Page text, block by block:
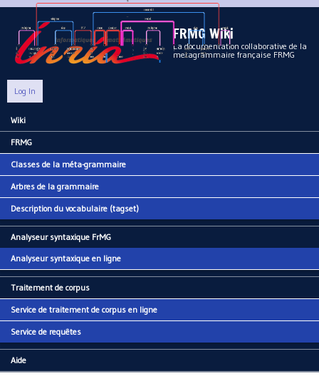
Aller au contenu principal
FRMG Wiki
La documentation collaborative de la
metagrammaire française FRMG
Log In
Main menu
Wiki
FRMG
Classes de la méta-grammaire
Arbres de la grammaire
Description du vocabulaire (tagset)
Analyseur syntaxique FrMG
Analyseur syntaxique en ligne
Traitement de corpus
Service de traitement de corpus en ligne
Service de requêtes
Aide